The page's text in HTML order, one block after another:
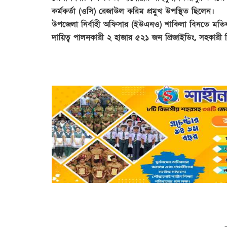
কর্মকর্তা (ওসি) রেজাউল করিম প্রমুখ উপস্থিত ছিলেন।
উপজেলা নির্বাহী অফিসার (ইউএনও) শাকিলা বিনতে
দায়িত্ব পালনকারী ২ হাজার ৫২১ জন প্রিজাইডিং, সহকারী